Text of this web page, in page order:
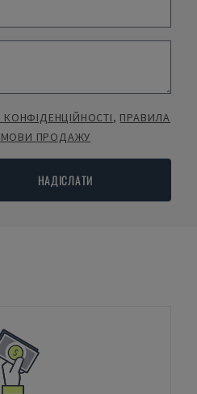
КОНФІДЕНЦІЙНОСТІ, ПРАВИЛА
ПРОДАЖУ
НАДІСЛАТИ